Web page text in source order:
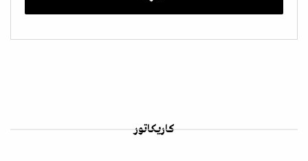
كاريكاتور